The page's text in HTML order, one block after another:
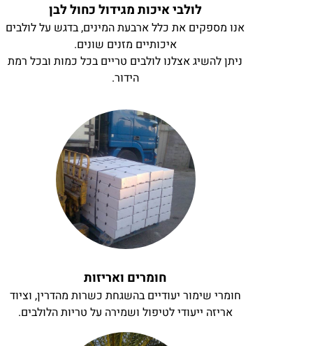
לולבי איכות מגידול כחול לבן
אנו מספקים את כלל ארבעת המינים, בדגש על לולבים
איכותיים מזנים שונים.
ניתן להשיג אצלנו לולבים טריים בכל כמות ובכל רמת
הידור.
חומרים ואריזות
חומרי שימור יעודיים בהשגחת כשרות מהדרין, וציוד
אריזה ייעודי לטיפול ושמירה על טריות הלולבים.